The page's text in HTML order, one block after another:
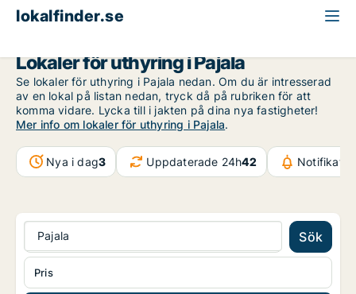
lokalfinder.se
Lokaler för uthyring i Pajala
Se lokaler för uthyring i Pajala nedan. Om du är intresserad
av en lokal på listan nedan, tryck då på rubriken för att
komma vidare. Lycka till i jakten på dina nya fastigheter!
Mer info om lokaler för uthyring i Pajala.
Nya i dag3 Uppdaterade 24h42
Pajala Sök
Pris